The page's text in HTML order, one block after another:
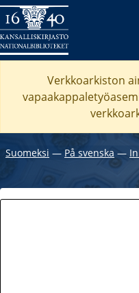
Verkkoarkiston
Suomeksi ― På svenska ―